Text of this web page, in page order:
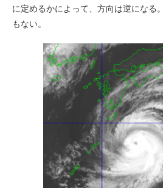
に定めるかによって、方向は逆になる
もない。